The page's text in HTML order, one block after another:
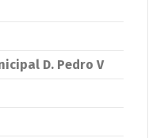
D. Pedro V